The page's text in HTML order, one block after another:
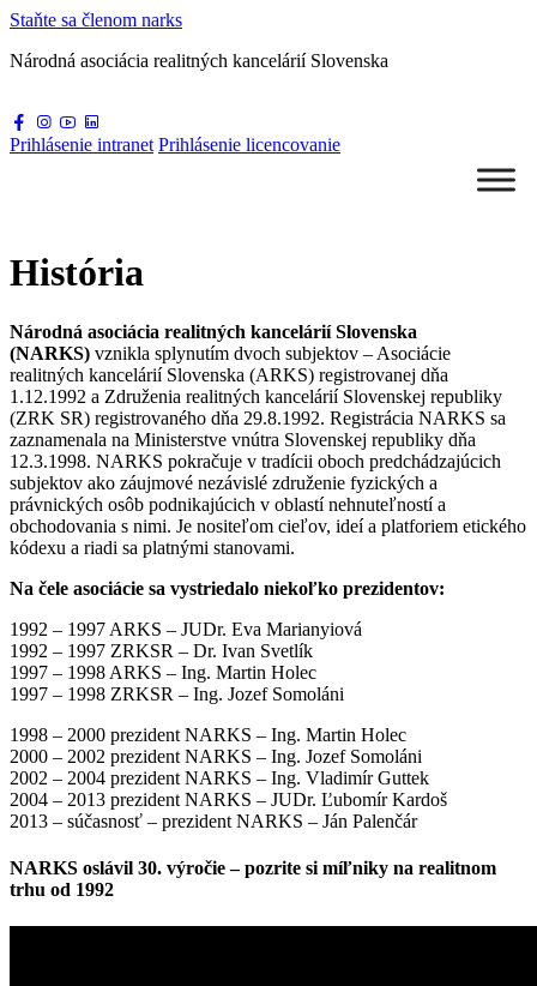
Staňte sa členom narks
Národná asociácia realitných kancelárií Slovenska
Prihlásenie intranet Prihlásenie licencovanie
História
Národná asociácia realitných kancelárií Slovenska
(NARKS) vznikla splynutím dvoch subjektov – Asociácie
realitných kancelárií Slovenska (ARKS) registrovanej dňa
1.12.1992 a Združenia realitných kancelárií Slovenskej republiky
(ZRK SR) registrovaného dňa 29.8.1992. Registrácia NARKS sa
zaznamenala na Ministerstve vnútra Slovenskej republiky dňa
12.3.1998. NARKS pokračuje v tradícii oboch predchádzajúcich
subjektov ako záujmové nezávislé združenie fyzických a
právnických osôb podnikajúcich v oblastí nehnuteľností a
obchodovania s nimi. Je nositeľom cieľov, ideí a platforiem etického
kódexu a riadi sa platnými stanovami.
Na čele asociácie sa vystriedalo niekoľko prezidentov:
1992 – 1997 ARKS – JUDr. Eva Marianyiová
1992 – 1997 ZRKSR – Dr. Ivan Svetlík
1997 – 1998 ARKS – Ing. Martin Holec
1997 – 1998 ZRKSR – Ing. Jozef Somoláni
1998 – 2000 prezident NARKS – Ing. Martin Holec
2000 – 2002 prezident NARKS – Ing. Jozef Somoláni
2002 – 2004 prezident NARKS – Ing. Vladimír Guttek
2004 – 2013 prezident NARKS – JUDr. Ľubomír Kardoš
2013 – súčasnosť – prezident NARKS – Ján Palenčár
NARKS oslávil 30. výročie – pozrite si míľniky na realitnom
trhu od 1992